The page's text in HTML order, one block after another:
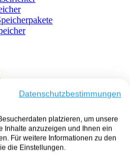
Datenschutzbestimmungen
platzieren, um unsere
Inhalte anzuzeigen und Ihnen ein
Für weitere Informationen zu den
die Einstellungen.